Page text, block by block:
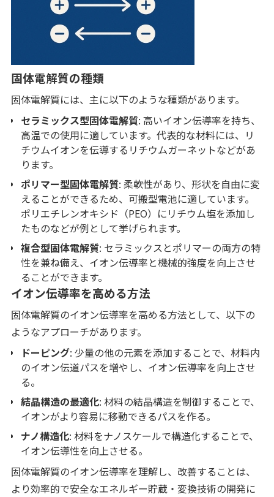
固体電解質の種類
固体電解質には、主に以下のような種類があります。
セラミックス型固体電解質: 高いイオン伝導率を持ち、
高温での使用に適しています。代表的な材料には、リ
チウムイオンを伝導するリチウムガーネットなどがあ
ります。
ポリマー型固体電解質: 柔軟性があり、形状を自由に変
えることができるため、可搬型電池に適しています。
ポリエチレンオキシド（PEO）にリチウム塩を添加し
たものなどが例として挙げられます。
複合型固体電解質: セラミックスとポリマーの両方の特
性を兼ね備え、イオン伝導率と機械的強度を向上させ
ることができます。
イオン伝導率を高める方法
固体電解質のイオン伝導率を高める方法として、以下の
ようなアプローチがあります。
ドーピング: 少量の他の元素を添加することで、材料内
のイオン伝道パスを増やし、イオン伝導率を向上させ
る。
結晶構造の最適化: 材料の結晶構造を制御することで、
イオンがより容易に移動できるパスを作る。
ナノ構造化: 材料をナノスケールで構造化することで、
イオン伝導性を向上させる。
固体電解質のイオン伝導率を理解し、改善することは、
より効率的で安全なエネルギー貯蔵・変換技術の開発に